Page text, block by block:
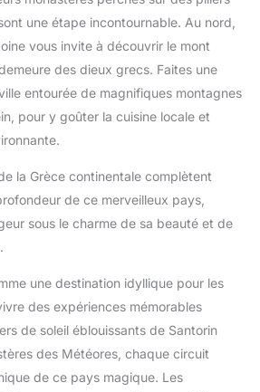
une étape incontournable. Au nord,
vous invite à découvrir le mont
des dieux grecs. Faites une
entourée de magnifiques montagnes
pour y goûter la cuisine locale et
la Grèce continentale complètent
de ce merveilleux pays,
sous le charme de sa beauté et de
une destination idyllique pour les
des expériences mémorables
de soleil éblouissants de Santorin
des Météores, chaque circuit
de ce pays magique. Les